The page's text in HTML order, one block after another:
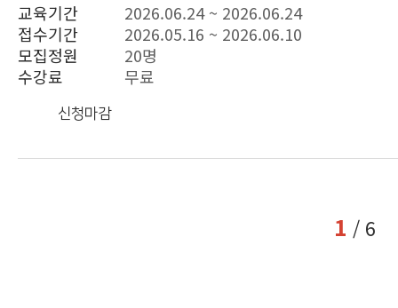
교육기간
2026.06.24 ~ 2026.06.24
접수기간
2026.05.16 ~ 2026.06.10
모집정원
20명
수강료
무료
신청마감
1 / 6